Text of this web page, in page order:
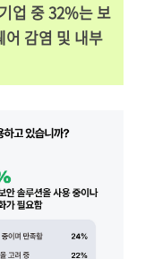
업 중 32%는 보
어 감염 및 내부